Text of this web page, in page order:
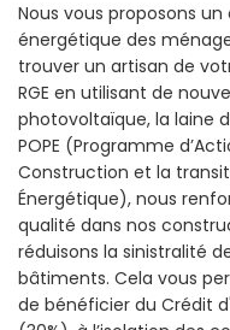
Nous vous proposons
énergétique des
trouver un artisan de
RGE en utilisant de
photovoltaïque, la laine
POPE (Programme
Construction et la
Énergétique), nous
qualité dans nos
réduisons la sinistralité
bâtiments. Cela vous
de bénéficier du Crédit